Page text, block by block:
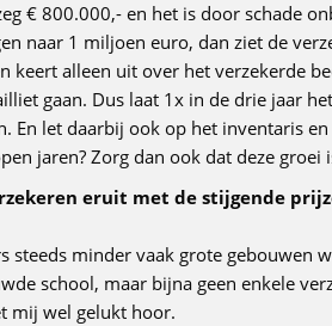
€ 800.000,- en het is door schade
naar 1 miljoen euro, dan ziet de
keert alleen uit over het verzekerde
gaan. Dus laat 1x in de drie jaar
En let daarbij ook op het inventaris
jaren? Zorg dan ook dat deze groei
eruit met de stijgende
steeds minder vaak grote gebouwen
school, maar bijna geen enkele
mij wel gelukt hoor.